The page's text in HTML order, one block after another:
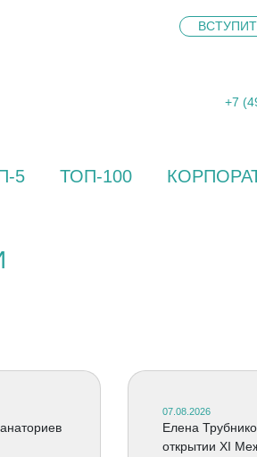
+7
5 ТОП-100
07.08.2026
Елена
открытии XI